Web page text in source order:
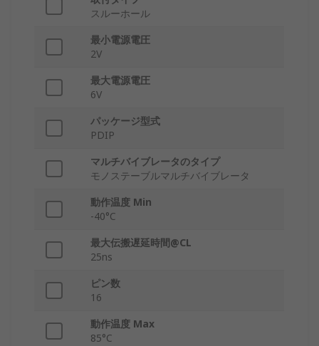
スルーホール
最小電源電圧
2V
最大電源電圧
6V
パッケージ型式
PDIP
マルチバイブレータのタイプ
モノステーブルマルチバイブレータ
動作温度 Min
-40°C
最大伝搬遅延時間@CL
25ns
ピン数
16
動作温度 Max
85°C